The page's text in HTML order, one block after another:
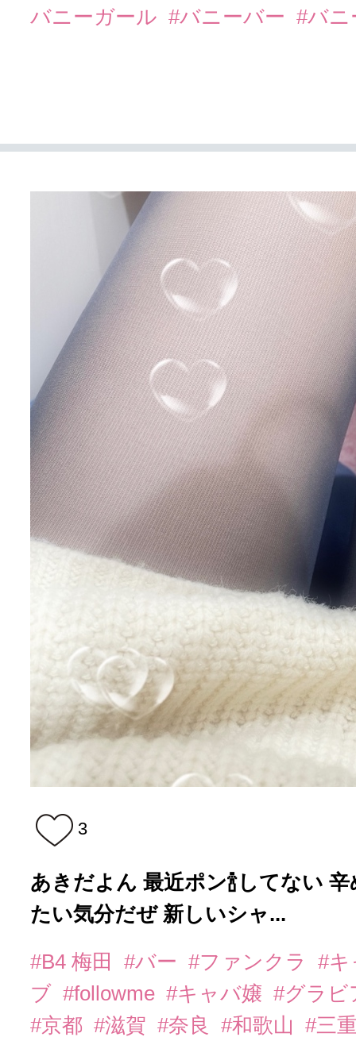
バニーガール #バニーバー #バ
3
あきだよん 最近ポン🍾してない
たい気分だぜ 新しいシャ...
#B4 梅田 #バー #ファンクラ
#
ブ #followme #キャバ嬢 #グラ
#京都 #滋賀 #奈良 #和歌山
#三